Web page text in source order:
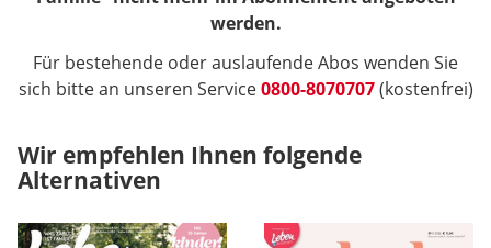
werden.
Für bestehende oder auslaufende Abos wenden Sie
sich bitte an unseren Service0800-8070707 (kostenfrei)
Wir empfehlen Ihnen folgende
Alternativen